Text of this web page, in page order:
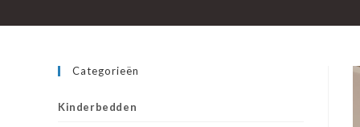
Categorieën
Kinderbedden